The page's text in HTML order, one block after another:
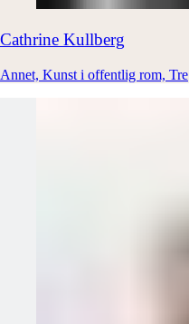
Cathrine Kullberg
Annet, Kunst i offentlig rom, Tre